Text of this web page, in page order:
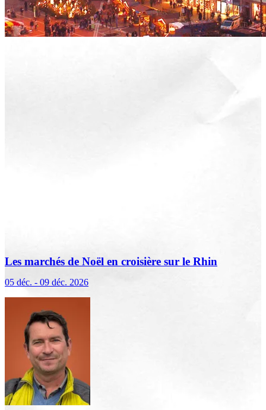
Les marchés de Noël en croisière sur le Rhin
05 déc. - 09 déc. 2026